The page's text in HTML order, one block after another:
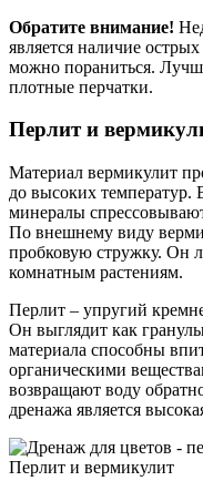
Обратите внимание!
является наличие
можно пораниться.
плотные перчатки.
Перлит и
Материал вермикулит
до высоких температур.
минералы
По внешнему виду
пробковую стружку. Он
комнатным растениям.
Перлит – упругий
Он выглядит как
материала способны
органическими
возвращают воду
дренажа является
Перлит и вермикулит